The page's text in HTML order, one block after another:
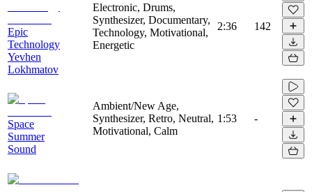
Epic
Technology
Yevhen
Lokhmatov
Electronic, Drums,
Synthesizer, Documentary,
Technology, Motivational,
Energetic
2:36 142
Space
Summer
Sound
Ambient/New Age,
Synthesizer, Retro, Neutral,
Motivational, Calm
1:53 -